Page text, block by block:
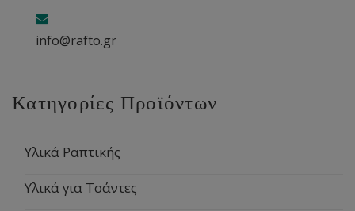
info@rafto.gr
Κατηγορίες Προϊόντων
Υλικά Ραπτικής
Υλικά για Τσάντες